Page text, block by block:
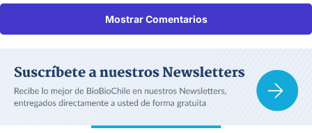
Mostrar Comentarios